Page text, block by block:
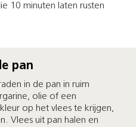
10 minuten laten rusten
pan
in de pan in ruim
olie of een
op het vlees te krijgen,
Vlees uit pan halen en